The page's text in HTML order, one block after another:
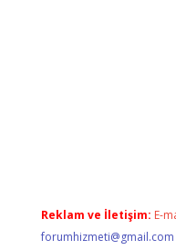
Reklam ve İletişim: E-
forumhizmeti@gmail.com